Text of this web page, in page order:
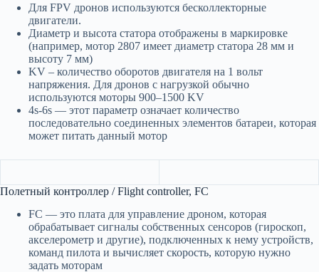
Для FPV дронов используются бесколлекторные
двигатели.
Диаметр и высота статора отображены в маркировке
(например, мотор 2807 имеет диаметр статора 28 мм и
высоту 7 мм)
KV – количество оборотов двигателя на 1 вольт
напряжения. Для дронов с нагрузкой обычно
используются моторы 900–1500 KV
4s-6s — этот параметр означает количество
последовательно соединенных элементов батареи, которая
может питать данный мотор
Полетный контроллер / Flight controller, FC
FC — это плата для управление дроном, которая
обрабатывает сигналы собственных сенсоров (гироскоп,
акселерометр и другие), подключенных к нему устройств,
команд пилота и вычисляет скорость, которую нужно
задать моторам